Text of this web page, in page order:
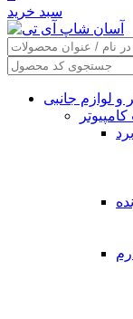
سبد خرید
و لوازم جانبی